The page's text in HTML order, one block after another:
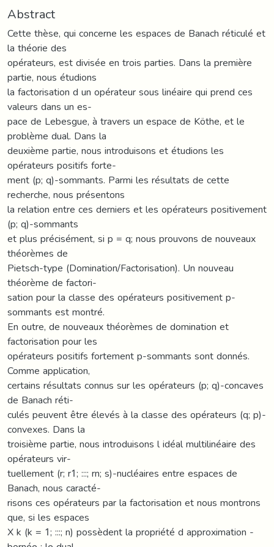
Abstract
Cette thèse, qui concerne les espaces de Banach réticulé et
la théorie des
opérateurs, est divisée en trois parties. Dans la première
partie, nous étudions
la factorisation d un opérateur sous linéaire qui prend ces
valeurs dans un es-
pace de Lebesgue, à travers un espace de Köthe, et le
problème dual. Dans la
deuxième partie, nous introduisons et étudions les
opérateurs positifs forte-
ment (p; q)-sommants. Parmi les résultats de cette
recherche, nous présentons
la relation entre ces derniers et les opérateurs positivement
(p; q)-sommants
et plus précisément, si p = q; nous prouvons de nouveaux
théorèmes de
Pietsch-type (Domination/Factorisation). Un nouveau
théorème de factori-
sation pour la classe des opérateurs positivement p-
sommants est montré.
En outre, de nouveaux théorèmes de domination et
factorisation pour les
opérateurs positifs fortement p-sommants sont donnés.
Comme application,
certains résultats connus sur les opérateurs (p; q)-concaves
de Banach réti-
culés peuvent être élevés à la classe des opérateurs (q; p)-
convexes. Dans la
troisième partie, nous introduisons l idéal multilinéaire des
opérateurs vir-
tuellement (r; r1; :::; rn; s)-nucléaires entre espaces de
Banach, nous caracté-
risons ces opérateurs par la factorisation et nous montrons
que, si les espaces
X k (k = 1; :::; n) possèdent la propriété d approximation -